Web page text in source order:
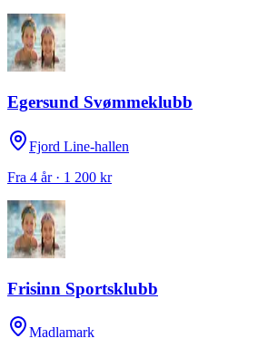
Egersund Svømmeklubb
Fjord Line-hallen
Fra 4 år · 1 200 kr
Frisinn Sportsklubb
Madlamark